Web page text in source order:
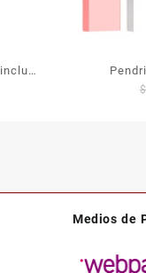
Medios de